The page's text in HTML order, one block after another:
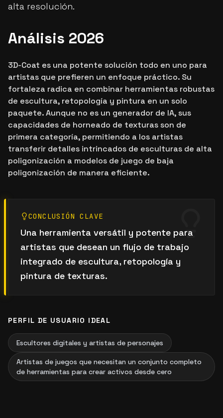
alta resolución.
Análisis 2026
3D-Coat es una potente solución todo en uno para
artistas que prefieren un enfoque práctico. Su
fortaleza radica en combinar herramientas robustas
de escultura, retopología y pintura en un solo
paquete. Aunque no es un generador de IA, sus
capacidades de horneado de texturas son de
primera categoría, permitiendo a los artistas
transferir detalles intrincados de esculturas de alta
poligonización a modelos de juego de baja
poligonización de manera eficiente.
CONCLUSIÓN CLAVE
Una herramienta versátil y potente para
artistas que desean un flujo de trabajo
integrado de escultura, retopología y
pintura de texturas.
PERFIL DE USUARIO IDEAL
Escultores digitales y artistas de personajes
Artistas de juegos que necesitan un conjunto completo
de herramientas para crear activos desde cero